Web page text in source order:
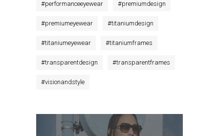
#performanceeyewear #premiumdesign
#premiumeyewear #titaniumdesign
#titaniumeyewear #titaniumframes
#transparentdesign #transparentframes
#visionandstyle